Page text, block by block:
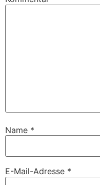
Name *
E-Mail-Adresse *